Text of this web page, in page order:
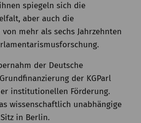
spiegeln sich die
aber auch die
mehr als sechs Jahrzehnten
der Deutsche
der KGParl
institutionellen Förderung.
wissenschaftlich unabhängige
in Berlin.